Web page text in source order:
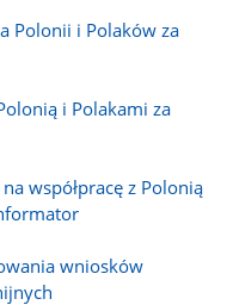
Polonii i Polaków za
i Polakami za
współpracę z Polonią
wniosków